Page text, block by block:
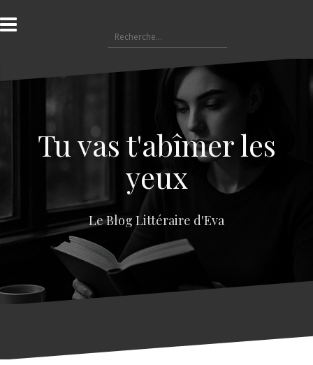
l
a
e
e
Tu vas t'abîmer les
yeux
Le Blog Littéraire d'Eva